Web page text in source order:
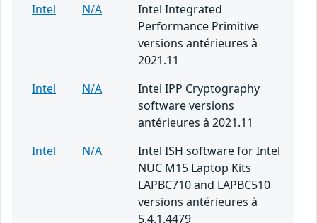
Intel
N/A
Intel Integrated
Performance Primitive
versions antérieures à
2021.11
Intel
N/A
Intel IPP Cryptography
software versions
antérieures à 2021.11
Intel
N/A
Intel ISH software for Intel
NUC M15 Laptop Kits
LAPBC710 and LAPBC510
versions antérieures à
5.4.1.4479